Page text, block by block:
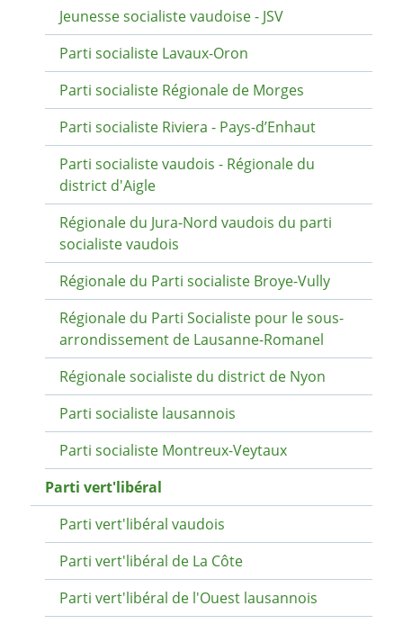
Jeunesse socialiste vaudoise - JSV
Parti socialiste Lavaux-Oron
Parti socialiste Régionale de Morges
Parti socialiste Riviera - Pays-d’Enhaut
Parti socialiste vaudois - Régionale du
district d'Aigle
Régionale du Jura-Nord vaudois du parti
socialiste vaudois
Régionale du Parti socialiste Broye-Vully
Régionale du Parti Socialiste pour le sous-
arrondissement de Lausanne-Romanel
Régionale socialiste du district de Nyon
Parti socialiste lausannois
Parti socialiste Montreux-Veytaux
Parti vert'libéral
Parti vert'libéral vaudois
Parti vert'libéral de La Côte
Parti vert'libéral de l'Ouest lausannois